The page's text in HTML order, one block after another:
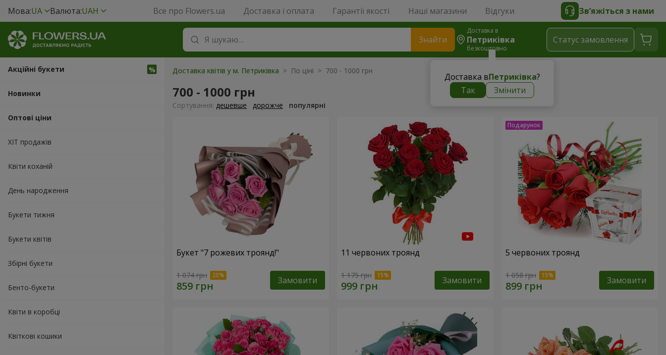
Мова:UA Валюта:UAH Все про Flowers.ua Доставка і оплата Гарантії якості Наші магазини Відгуки Зв’яжіться з нами
Знайти
Доставка в
Петриківка
безкоштовно
Доставка вПетриківка?
Так
Змінити
Статус замовлення
Акційні букети
Новинки
Оптові ціни
ХІТ продажів
Квіти коханій
День народження
Букети тижня
Букети квітів
Збірні букети
Бенто-букети
Квіти в коробці
Квіткові кошики
Доставка квітів у м. Петриківка > По ціні > 700 - 1000 грн
700 - 1000 грн
Сортування: дешевше дорожче популярні
Букет "7 рожевих троянд!"
1 074 грн Замовити
11 червоних троянд
1 175 грн Замовити
5 червоних троянд
1 058 грн Замовити